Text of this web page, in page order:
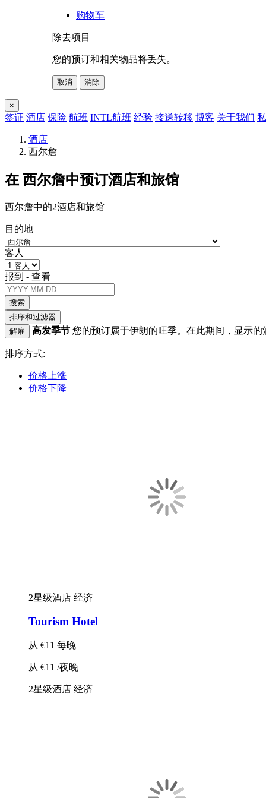
购物车
除去项目
您的预订和相关物品将丢失。
取消 消除
×
签证 酒店 保险 航班 INTL航班 经验 接送转移 博客 关于我们
酒店
西尔詹
在 西尔詹中预订酒店和旅馆
西尔詹中的2酒店和旅馆
目的地
客人
报到 - 查看
搜索
排序和过滤器
解雇
高发季节 您的预订属于伊朗的旺季。在此期间，显示
排序方式:
价格上涨
价格下降
2星级酒店 经济
Tourism Hotel
从 €11 每晚
从 €11 /夜晚
2星级酒店 经济